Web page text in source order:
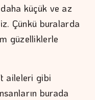
küçük ve az
Çünkü buralarda
güzelliklerle
aileleri gibi
burada